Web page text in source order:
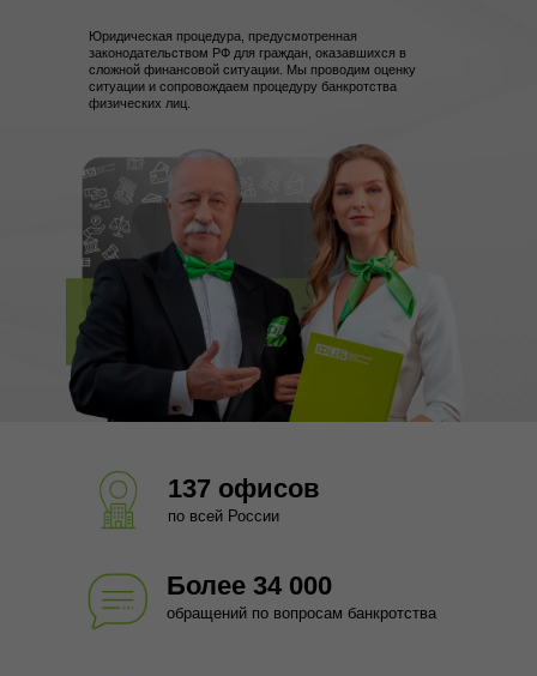
Юридическая процедура, предусмотренная
законодательством РФ для граждан, оказавшихся в
сложной финансовой ситуации. Мы проводим оценку
ситуации и сопровождаем процедуру банкротства
физических лиц.
обращений по вопросам банкротства
Более 34 000
по всей России
137 офисов